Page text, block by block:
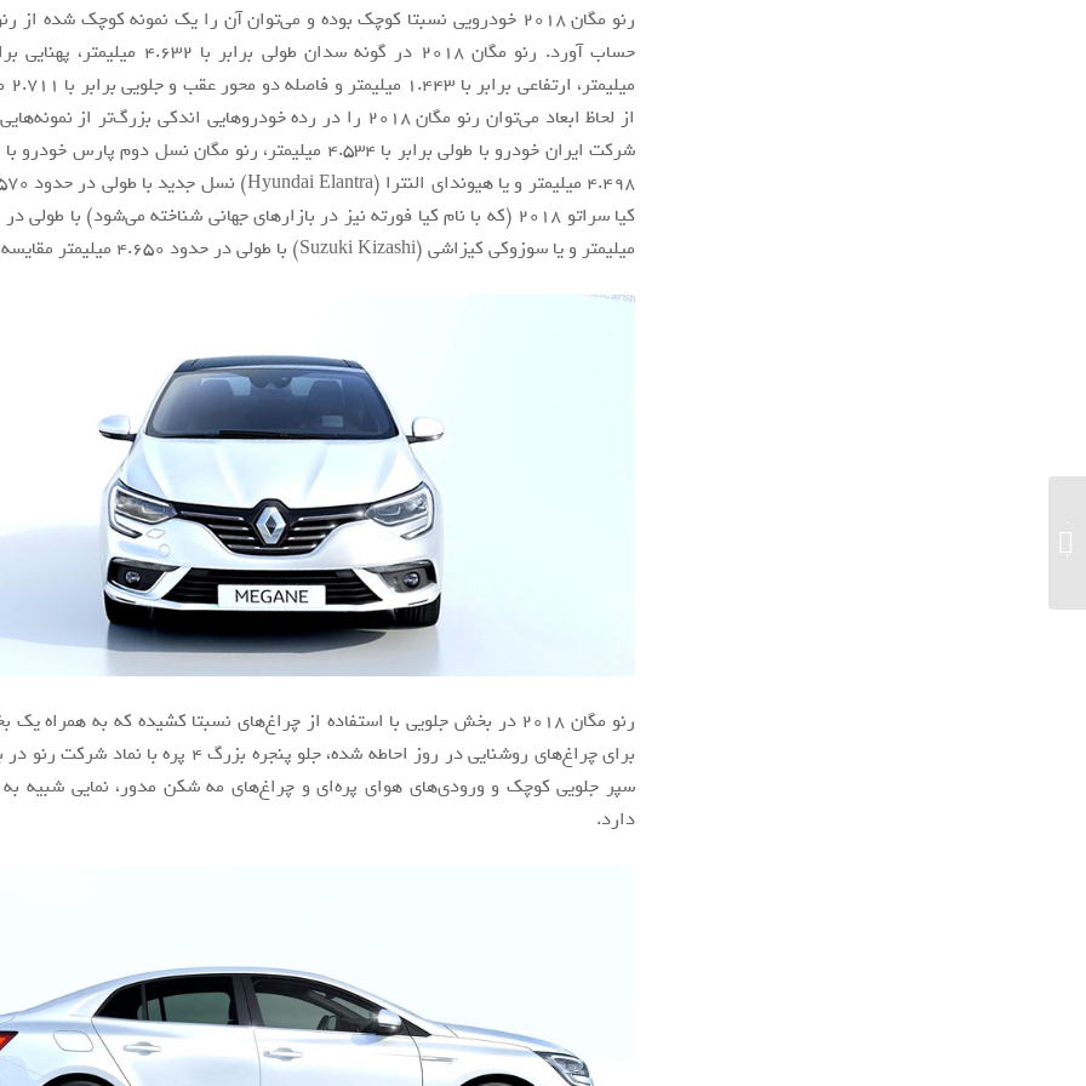
رنو مگان ۲۰۱۸ خودرویی نسبتا کوچک بوده و می‌توان آن را یک نمونه کوچک شده از
از لحاظ ابعاد می‌توان رنو مگان ۲۰۱۸ را در رده خودروهایی اندکی بزرگ‌تر از
شرکت ایران خودرو با طولی برابر با ۴.۵۳۴ میلیمتر، رنو مگان نسل دوم پارس
میلیمتر و یا سوزوکی کیزاشی (Suzuki Kizashi) با طولی در حدود ۴.۶۵۰ میلیمتر مقایسه کرد.
رنو مگان ۲۰۱۸ در بخش جلویی با استفاده از چراغ‌های نسبتا کشیده که به همراه
برای چراغ‌های روشنایی در روز احاطه شده، جلو پنجره بزرگ ۴
سپر جلویی کوچک و ورودی‌های هوای پره‌ای و چراغ‌های مه شکن مدور، نمایی شبیه به
دارد.
مجهز خواهند بود...